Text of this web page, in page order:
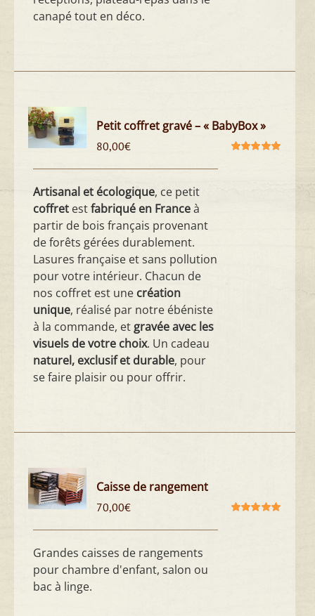
canapé tout en déco.
Petit coffret gravé – « BabyBox »
80,00€
Artisanal et écologique, ce petit
coffret estfabriqué en Franceà
partir de bois français provenant
de forêts gérées durablement.
Lasures française et sans pollution
pour votre intérieur. Chacun de
nos coffret est une création
unique, réalisé par notre ébéniste
à la commande, et gravée avec les
visuels de votre choix. Un cadeau
naturel, exclusif et durable, pour
se faire plaisir ou pour offrir.
Caisse de rangement
70,00€
Grandes caisses de rangements
pour chambre d'enfant, salon ou
bac à linge.